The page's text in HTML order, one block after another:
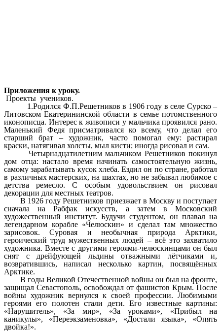
Приложения к уроку.
Проекты учеников.
1.Родился Ф.П.Решетников в 1906 году в селе Сурско –
Литовском Екатерининской области в семье потомственного
иконописца. Интерес к живописи у мальчика проявился рано.
Маленький Федя присматривался ко всему, что делал его
старший брат – художник, часто помогал ему: растирал
краски, натягивал холсты, мыл кисти; иногда рисовал и сам.
Четырнадцатилетним мальчиком Решетников покинул
дом отца: настало время начинать самостоятельную жизнь,
самому зарабатывать кусок хлеба. Ездил он по стране, работал
в различных мастерских, на шахтах, но не забывал любимое с
детства ремесло. С особым удовольствием он рисовал
декорации для местных театров.
В 1926 году Решетников приезжает в Москву и поступает
сначала на Рабфак искусств, а затем в Московский
художественный институт. Будучи студентом, он плавал на
легендарном корабле «Челюскин» и сделал там множество
зарисовок. Суровая и необычная природа Арктики,
героический труд мужественных людей – всё это захватило
художника. Вместе с другими героями-челюскинцами он был
снят с дрейфующей льдины отважными лётчиками и,
возвратившись, написал несколько картин, посвящённых
Арктике.
В годы Великой Отечественной войны он был на фронте,
защищал Севастополь, освобождал от фашистов Крым. После
войны художник вернулся к своей профессии. Любимыми
героями его полотен стали дети. Его известные картины:
«Нарушитель», «За мир», «За уроками», «Прибыл на
каникулы», «Переэкзаменовка», «Достали языка», «Опять
двойка!».